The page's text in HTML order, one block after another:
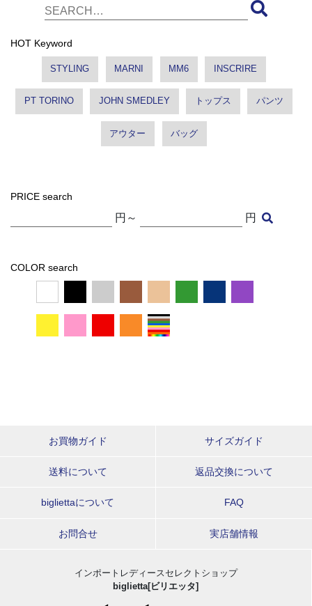
HOT Keyword
STYLING MARNI MM6 INSCRIRE
PT TORINO JOHN SMEDLEY トップス パンツ
アウター バッグ
PRICE search
円～ 円
COLOR search
お買物ガイド サイズガイド
送料について 返品交換について
bigliettaについて FAQ
お問合せ 実店舗情報
インポートレディースセレクトショップ
biglietta[ビリエッタ]